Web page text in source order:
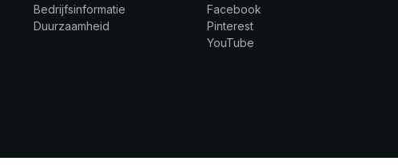
Bedrijfsinformatie
Duurzaamheid
Facebook
Pinterest
YouTube